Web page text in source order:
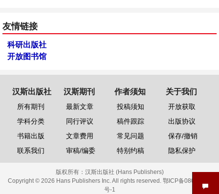
友情链接
科研出版社
开放图书馆
汉斯出版社
所有期刊
学科分类
书籍出版
联系我们
汉斯期刊
最新文章
同行评议
文章费用
审稿/编委
作者须知
投稿须知
稿件跟踪
常见问题
特别约稿
关于我们
开放获取
出版协议
保存/撤销
隐私保护
版权所有： 汉斯出版社 (Hans Publishers)
Copyright © 2026 Hans Publishers Inc. All rights reserved. 鄂ICP备08006613
号-1